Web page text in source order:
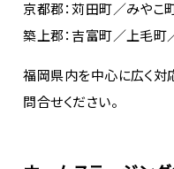
京都郡：苅田町／みやこ
築上郡：吉富町／上毛町
福岡県内を中心に広く対
問合せください。